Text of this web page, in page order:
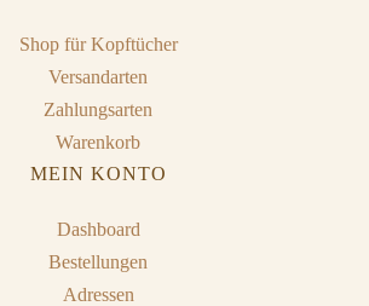
Shop für Kopftücher
Versandarten
Zahlungsarten
Warenkorb
MEIN KONTO
Dashboard
Bestellungen
Adressen